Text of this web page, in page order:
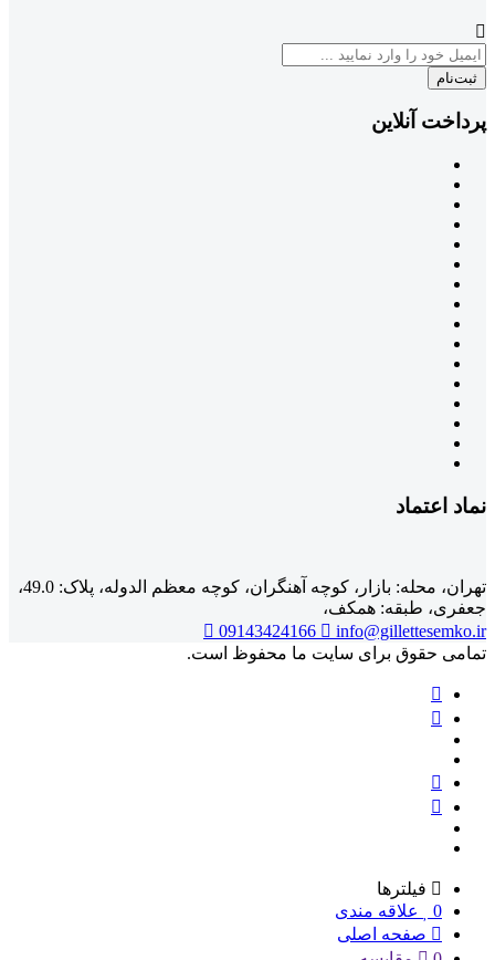
ثبت‌نام
پرداخت آنلاین
نماد اعتماد
تهران، محله: بازار، کوچه آهنگران، کوچه معظم الدوله، پلاک: 49.0،
جعفری، طبقه: همکف،
09143424166
info@gillettesemko.ir
تمامی حقوق برای سایت ما محفوظ است.
فیلترها
0
علاقه مندی
صفحه اصلی